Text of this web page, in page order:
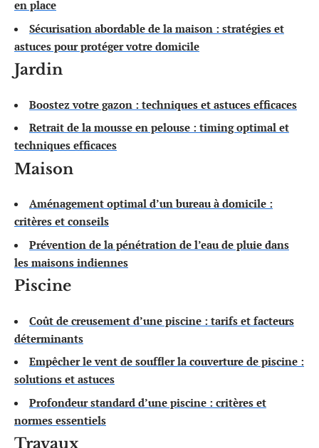
en place
Sécurisation abordable de la maison : stratégies et
astuces pour protéger votre domicile
Jardin
Boostez votre gazon : techniques et astuces efficaces
Retrait de la mousse en pelouse : timing optimal et
techniques efficaces
Maison
Aménagement optimal d’un bureau à domicile :
critères et conseils
Prévention de la pénétration de l’eau de pluie dans
les maisons indiennes
Piscine
Coût de creusement d’une piscine : tarifs et facteurs
déterminants
Empêcher le vent de souffler la couverture de piscine :
solutions et astuces
Profondeur standard d’une piscine : critères et
normes essentiels
Travaux